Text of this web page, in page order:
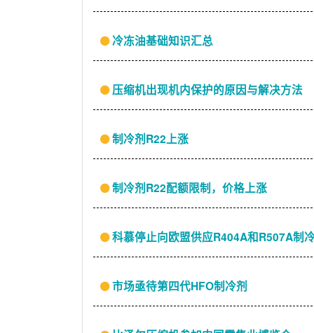
冷冻油基础知识汇总
压缩机出现机内保护的原因与解决方法
制冷剂R22上涨
制冷剂R22配额限制，价格上涨
科慕停止向欧盟供应R404A和R507A制
市场亟待第四代HFO制冷剂